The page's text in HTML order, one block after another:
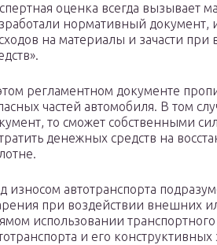
оценка всегда вызывает
нормативный
на материалы и зачасти
регламентном документе
частей автомобиля. В том
то сможет собственными
денежных средств на
износом автотранспорта
при воздействии внешних
использовании транспортного
и его